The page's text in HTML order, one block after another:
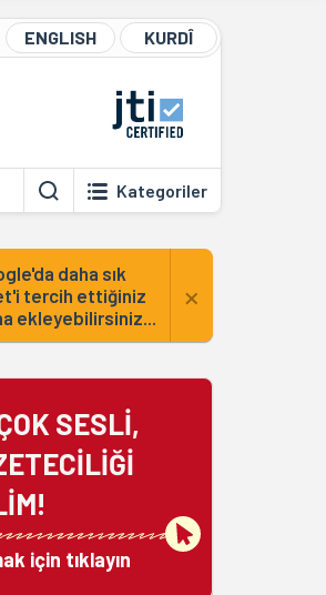
ENGLISH KURDÎ
Kategoriler
daha sık
tercih ettiğiniz
ekleyebilirsiniz...
×
SESLİ,
için tıklayın